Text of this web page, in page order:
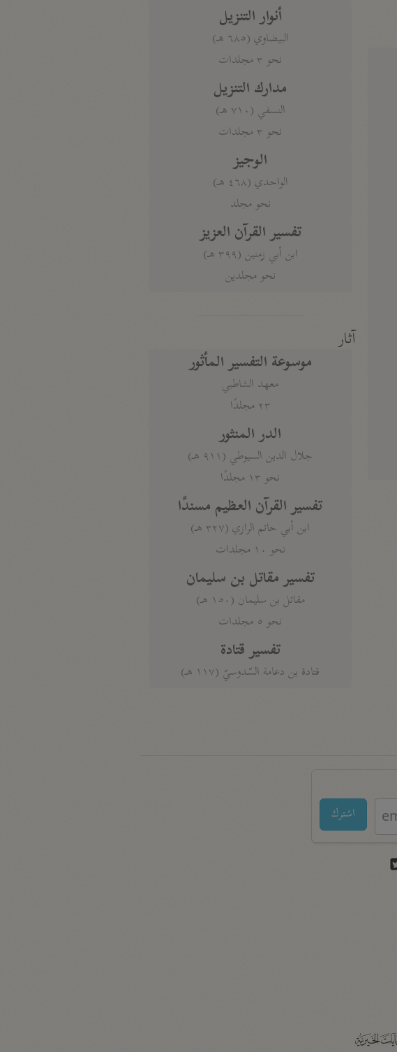
أنوار التنزيل
البيضاوي (٦٨٥ هـ)
نحو ٣ مجلدات
مدارك التنزيل
النسفي (٧١٠ هـ)
نحو ٣ مجلدات
الوجيز
الواحدي (٤٦٨ هـ)
نحو مجلد
تفسير القرآن العزيز
ابن أبي زمنين (٣٩٩ هـ)
نحو مجلدين
آثار
موسوعة التفسير المأثور
معهد الشاطبي
٢٣ مجلدًا
الدر المنثور
جلال الدين السيوطي (٩١١ هـ)
نحو ١٣ مجلدًا
تفسير القرآن العظيم مسندًا
ابن أبي حاتم الرازي (٣٢٧ هـ)
نحو ١٠ مجلدات
تفسير مقاتل بن سليمان
مقاتل بن سليمان (١٥٠ هـ)
نحو ٥ مجلدات
تفسير قتادة
قتادة بن دعامة السّدوسيّ (١١٧ هـ)
اشترك